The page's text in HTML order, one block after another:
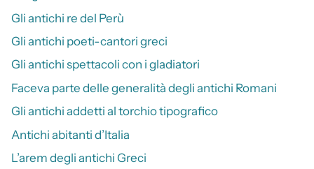
Gli antichi re del Perù
Gli antichi poeti-cantori greci
Gli antichi spettacoli con i gladiatori
Faceva parte delle generalità degli antichi Romani
Gli antichi addetti al torchio tipografico
Antichi abitanti d’Italia
L’arem degli antichi Greci